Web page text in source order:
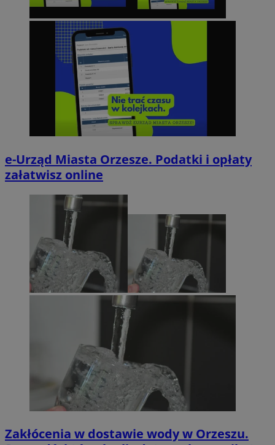
e-Urząd Miasta Orzesze. Podatki i opłaty
załatwisz online
Zakłócenia w dostawie wody w Orzeszu.